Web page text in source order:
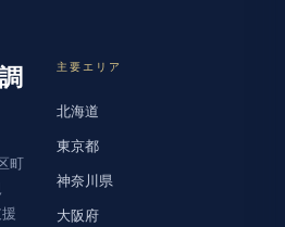
調
町
主要エリア
北海道
東京都
神奈川県
大阪府